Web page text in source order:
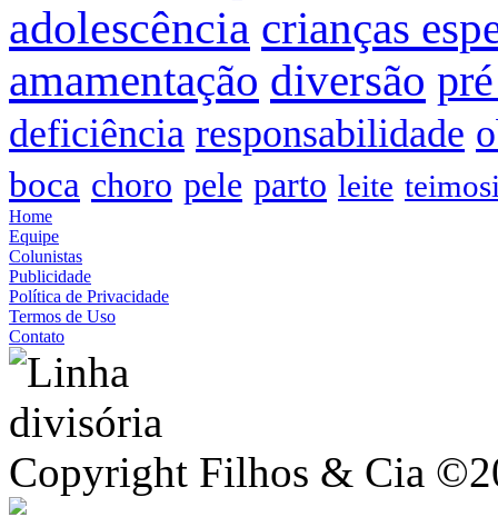
adolescência crianças
amamentação diversão
deficiência responsabilidade
boca choro pele parto leite
Home
Equipe
Colunistas
Publicidade
Política de Privacidade
Termos de Uso
Contato
Copyright Filhos & Cia